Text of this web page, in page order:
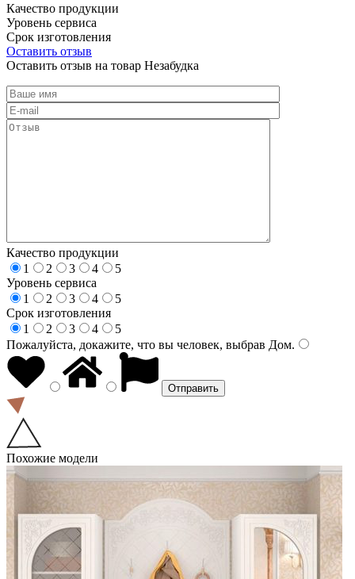
Качество продукции
Уровень сервиса
Срок изготовления
Оставить отзыв
Оставить отзыв на товар Незабудка
Качество продукции
1
2 3 4
5
Уровень сервиса
1
2 3 4
5
Срок изготовления
1
2 3 4
5
Пожалуйста, докажите, что вы человек, выбрав Дом.
Похожие модели